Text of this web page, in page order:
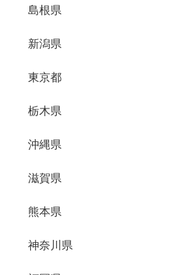
島根県
新潟県
東京都
栃木県
沖縄県
滋賀県
熊本県
神奈川県